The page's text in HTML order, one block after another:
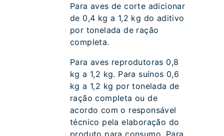
Para aves de corte adicionar
de 0,4 kg a 1,2 kg do aditivo
por tonelada de ração
completa.
Para aves reprodutoras 0,8
kg a 1,2 kg. Para suínos 0,6
kg a 1,2 kg por tonelada de
ração completa ou de
acordo com o responsável
técnico pela elaboração do
produto para consumo. Para